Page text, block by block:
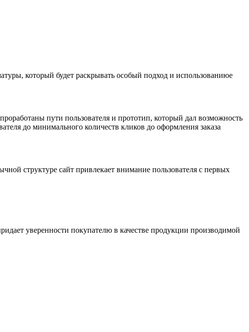
который будет раскрывать особый подход и использованиюе
пути пользователя и прототип, который дал возможность
до минимального количеств кликов до оформления заказа
структуре сайт привлекает внимание пользователя с первых
уверенности покупателю в качестве продукции производимой